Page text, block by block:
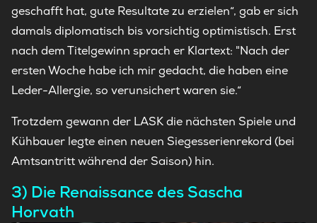
geschafft hat, gute Resultate zu erzielen“, gab er sich
damals diplomatisch bis vorsichtig optimistisch. Erst
nach dem Titelgewinn sprach er Klartext: "Nach der
ersten Woche habe ich mir gedacht, die haben eine
Leder-Allergie, so verunsichert waren sie.“
Trotzdem gewann der LASK die nächsten Spiele und
Kühbauer legte einen neuen Siegesserienrekord (bei
Amtsantritt während der Saison) hin.
3) Die Renaissance des Sascha
Horvath